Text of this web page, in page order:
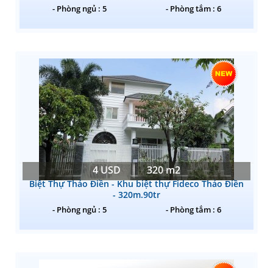
- Phòng ngủ : 5 - Phòng tắm : 6
4 USD 320 m2
Biệt Thự Thảo Điền - Khu biệt thự Fideco Thảo Điền
- 320m.90tr
- Phòng ngủ : 5 - Phòng tắm : 6